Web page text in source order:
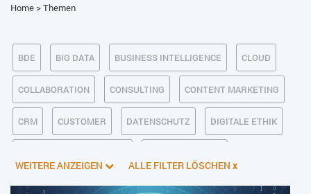
Home>Themen
BDE BIG DATA BUSINESS INTELLIGENCE CLOUD
COLLABORATION CONSULTING CONTENT MARKETING
CRM CUSTOMER DATENSCHUTZ DIGITALE ETHIK
E-BUSINESS ECM/DMS E-COMMERCE EINKAUF
WEITERE ANZEIGEN ALLE FILTER LÖSCHEN x